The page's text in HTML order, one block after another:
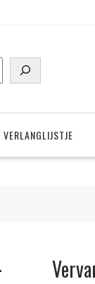
VERLANGLIJSTJE